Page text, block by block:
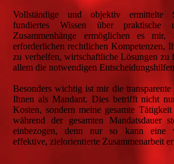
Vollständige und objektiv ermittelte
fundiertes Wissen über praktische
Zusammenhänge ermöglichen es
erforderlichen rechtlichen Kompetenzen,
zu verhelfen, wirtschaftliche Lösungen zu
allem die notwendigen
Besonders wichtig ist mir die transparente
Ihnen als Mandant. Dies betrifft nicht
Kosten, sondern meine gesamte
während der gesamten Mandatsdauer
einbezogen, denn nur so kann eine
effektive, zielorientierte Zusammenarbeit